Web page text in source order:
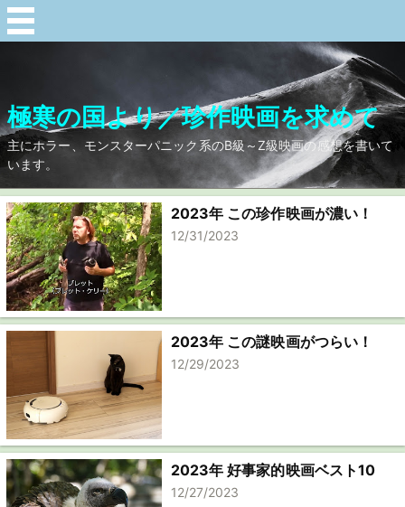
極寒の国より／珍作映画を求めて
主にホラー、モンスターパニック系のB級～Z級映画の感想を書いて
います。
2023年 この珍作映画が濃い！
12/31/2023
2023年 この謎映画がつらい！
12/29/2023
2023年 好事家的映画ベスト10
12/27/2023